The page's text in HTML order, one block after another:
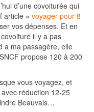
d’une covoiturée qui
article « voyager pour 8
vos dépenses. Et en
il y a pas
a ma passagère, elle
propose 120 à 200
vous voyagez, et
réduction 12-25
Beauvais…